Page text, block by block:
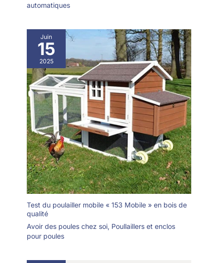
automatiques
Juin
15
2025
Test du poulailler mobile « 153 Mobile » en bois de
qualité
Avoir des poules chez soi, Poullaillers et enclos
pour poules